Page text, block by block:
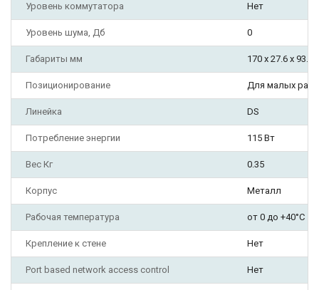
Уровень коммутатора Нет
Уровень шума, Дб 0
Габариты мм 170 x 27.6 x 93.1
Позиционирование Для малых
Линейка DS
Потребление энергии 115 Вт
Вес Кг 0.35
Корпус Металл
Рабочая температура от 0 до +40°С
Крепление к стене Нет
Port based network access control Нет